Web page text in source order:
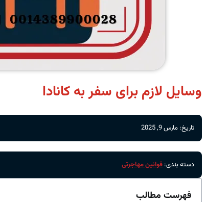
وسایل لازم برای سفر به کانادا
تاریخ: مارس 9, 2025
دسته بندی: قوانین مهاجرتی
فهرست مطالب